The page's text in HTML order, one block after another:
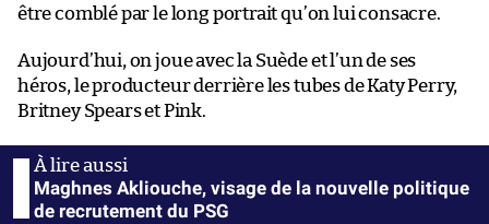
être comblé par le long portrait qu’on lui consacre.
Aujourd’hui, on joue avec la Suède et l’un de ses
héros, le producteur derrière les tubes de Katy Perry,
Britney Spears et Pink.
Maghnes Akliouche, visage de la nouvelle politique
de recrutement du PSG